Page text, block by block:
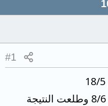
#1
عملت اختبار منزلي النهارده 8/6 وطلعت النتيجة